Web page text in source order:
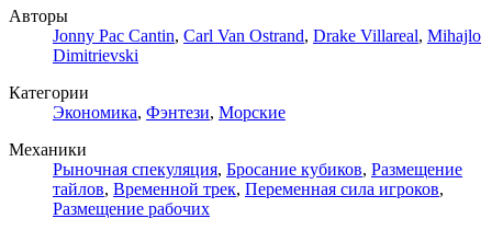
Авторы
Jonny Pac Cantin, Carl Van Ostrand, Drake Villareal, Mihajlo
Dimitrievski
Категории
Экономика, Фэнтези, Морские
Механики
Рыночная спекуляция, Бросание кубиков, Размещение
тайлов, Временной трек, Переменная сила игроков,
Размещение рабочих